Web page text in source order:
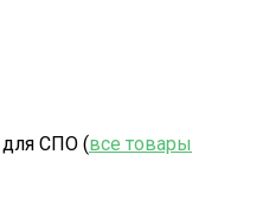
для СПО (все товары